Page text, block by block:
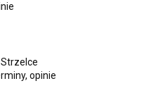
Strzelce
opinie